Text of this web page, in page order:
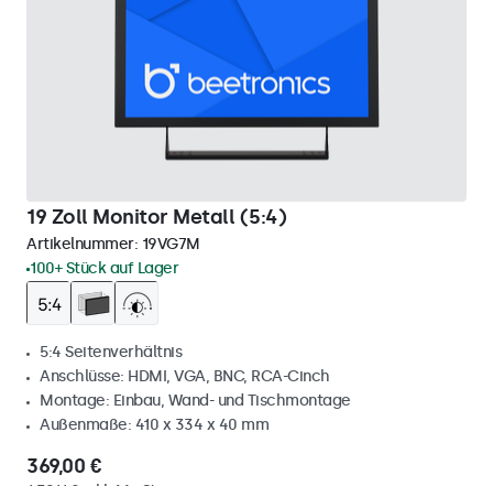
19 Zoll Monitor Metall (5:4)
Artikelnummer: 19VG7M
100+ Stück auf Lager
5:4 Seitenverhältnis
Anschlüsse: HDMI, VGA, BNC, RCA-Cinch
Montage: Einbau, Wand- und Tischmontage
Außenmaße: 410 x 334 x 40 mm
369,00 €